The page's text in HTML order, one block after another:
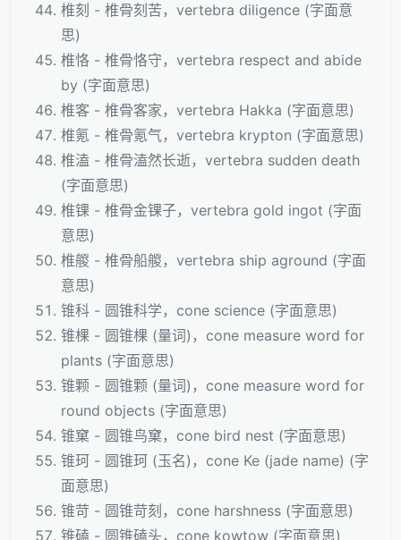
椎刻 - 椎骨刻苦，vertebra diligence (字面意
思)
椎恪 - 椎骨恪守，vertebra respect and abide
by (字面意思)
椎客 - 椎骨客家，vertebra Hakka (字面意思)
椎氪 - 椎骨氪气，vertebra krypton (字面意思)
椎溘 - 椎骨溘然长逝，vertebra sudden death
(字面意思)
椎锞 - 椎骨金锞子，vertebra gold ingot (字面
意思)
椎艐 - 椎骨船艐，vertebra ship aground (字面
意思)
锥科 - 圆锥科学，cone science (字面意思)
锥棵 - 圆锥棵 (量词)，cone measure word for
plants (字面意思)
锥颗 - 圆锥颗 (量词)，cone measure word for
round objects (字面意思)
锥窠 - 圆锥鸟窠，cone bird nest (字面意思)
锥珂 - 圆锥珂 (玉名)，cone Ke (jade name) (字
面意思)
锥苛 - 圆锥苛刻，cone harshness (字面意思)
锥磕 - 圆锥磕头，cone kowtow (字面意思)